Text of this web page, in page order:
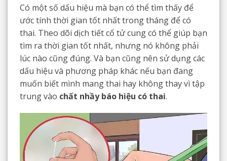
Có một số dấu hiệu mà bạn có thể tìm thấy để
ước tính thời gian tốt nhất trong tháng để có
thai. Theo dõi dịch tiết cổ tử cung có thể giúp bạn
tìm ra thời gian tốt nhất, nhưng nó không phải
lúc nào cũng đúng. Và bạn cũng nên sử dụng các
dấu hiệu và phương pháp khác nếu bạn đang
muốn biết mình mang thai hay không thay vì tập
trung vào chất nhầy báo hiệu có thai.